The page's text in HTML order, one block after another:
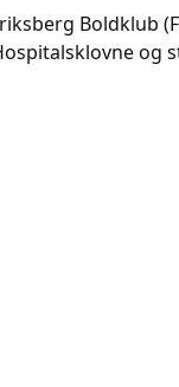
Boldklub
og